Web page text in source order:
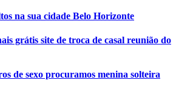
na sua cidade Belo Horizonte
grátis site de troca de casal reunião do
de sexo procuramos menina solteira